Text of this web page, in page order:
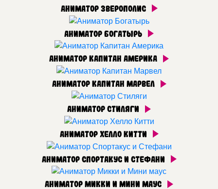
Аниматор Зверополис
Аниматор Богатырь
Аниматор Капитан Америка
Аниматор Капитан Марвел
Аниматор Стиляги
Аниматор Хелло Китти
Аниматор Спортакус и Стефани
Аниматор Микки и Мини маус